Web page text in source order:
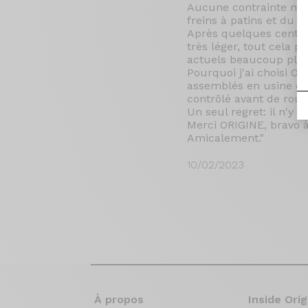
Aucune contrainte ni
freins à patins et du
Après quelques
très léger, tout cela
actuels beaucoup
Pourquoi j'ai choisi
assemblés en usine
contrôlé avant de
Un seul regret: il n'y a
Merci ORIGINE,
Amicalement."
10/02/2023
À propos Inside